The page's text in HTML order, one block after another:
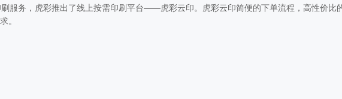
服务，虎彩推出了线上按需印刷平台——虎彩云印。虎彩云印简便的下单流程，高性价比
。